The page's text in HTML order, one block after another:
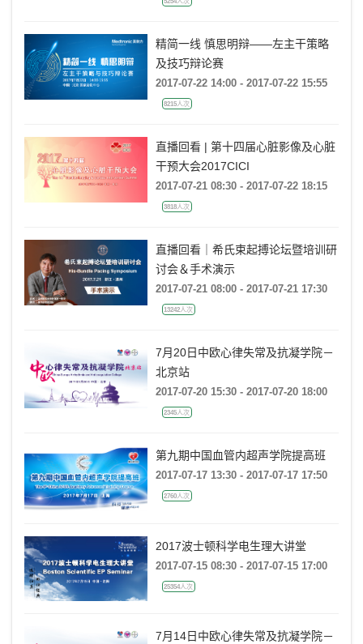
精简一线 慎思明辩——左主干策略
及技巧辩论赛
2017-07-22 14:00 - 2017-07-22 15:55
8215人次
直播回看 | 第十四届心脏影像及心脏
干预大会2017CICI
2017-07-21 08:30 - 2017-07-22 18:15
3818人次
直播回看｜希氏束起搏论坛暨培训研
讨会＆手术演示
2017-07-21 08:00 - 2017-07-21 17:30
13242人次
7月20日中欧心律失常及抗凝学院－
北京站
2017-07-20 15:30 - 2017-07-20 18:00
2345人次
第九期中国血管内超声学院提高班
2017-07-17 13:30 - 2017-07-17 17:50
2760人次
2017波士顿科学电生理大讲堂
2017-07-15 08:30 - 2017-07-15 17:00
25354人次
7月14日中欧心律失常及抗凝学院－